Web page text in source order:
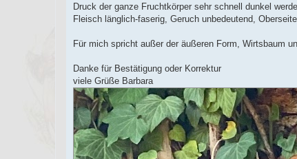
i
t
g
Druck der ganze Fruchtkörper sehr schnell dunkel
Fleisch länglich-faserig, Geruch unbedeutend,
Für mich spricht außer der äußeren Form, Wirtsbaum
Danke für Bestätigung oder Korrektur
viele Grüße Barbara